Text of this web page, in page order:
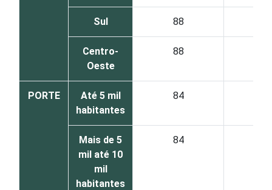
Sul 88
Centro-
Oeste
88
PORTE
Até 5 mil
habitantes
84
Mais de 5
mil até 10
mil
habitantes
84